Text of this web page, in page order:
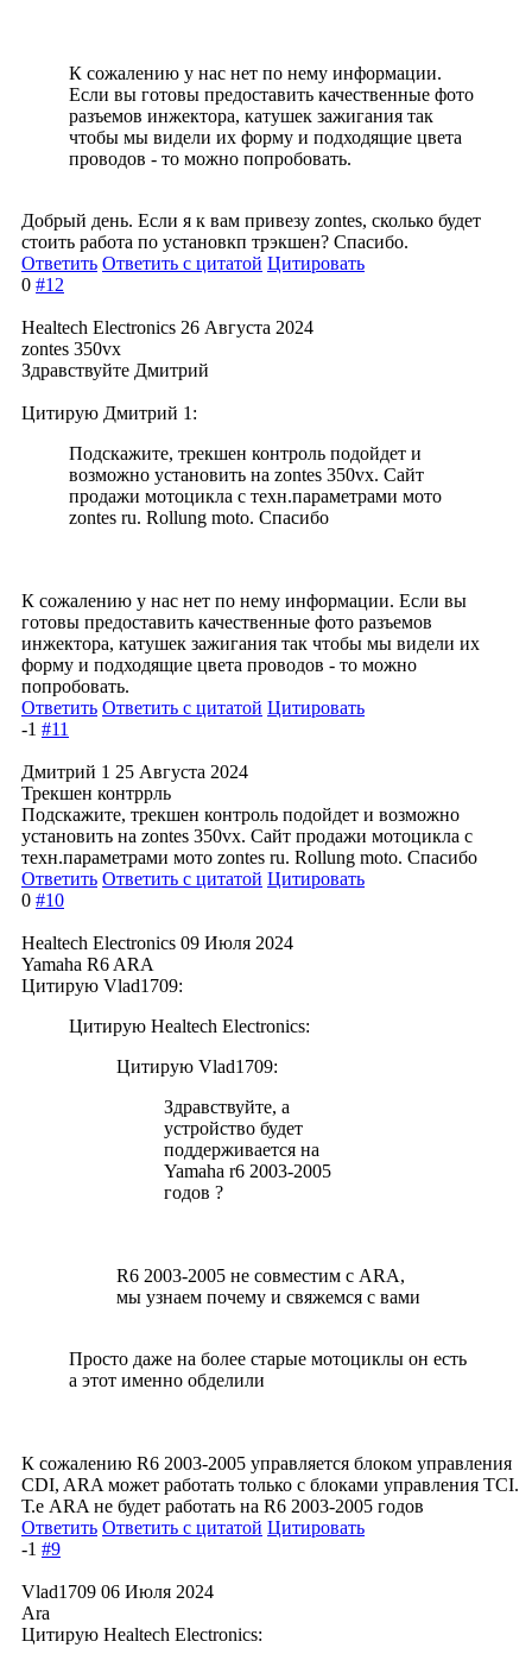
К сожалению у нас нет по нему информации.
Если вы готовы предоставить качественные фото
разъемов инжектора, катушек зажигания так
чтобы мы видели их форму и подходящие цвета
проводов - то можно попробовать.
Добрый день. Если я к вам привезу zontes, сколько будет
стоить работа по установкп трэкшен? Спасибо.
Ответить Ответить с цитатой Цитировать
0 #12
Healtech Electronics 26 Августа 2024
zontes 350vx
Здравствуйте Дмитрий
Цитирую Дмитрий 1:
Подскажите, трекшен контроль подойдет и
возможно установить на zontes 350vx. Сайт
продажи мотоцикла с техн.параметрами мото
zontes ru. Rollung moto. Спасибо
К сожалению у нас нет по нему информации. Если вы
готовы предоставить качественные фото разъемов
инжектора, катушек зажигания так чтобы мы видели их
форму и подходящие цвета проводов - то можно
попробовать.
Ответить Ответить с цитатой Цитировать
-1 #11
Дмитрий 1 25 Августа 2024
Трекшен контррль
Подскажите, трекшен контроль подойдет и возможно
установить на zontes 350vx. Сайт продажи мотоцикла с
техн.параметрами мото zontes ru. Rollung moto. Спасибо
Ответить Ответить с цитатой Цитировать
0 #10
Healtech Electronics 09 Июля 2024
Yamaha R6 ARA
Цитирую Vlad1709:
Цитирую Healtech Electronics:
Цитирую Vlad1709:
Здравствуйте, а
устройство будет
поддерживается на
Yamaha r6 2003-2005
годов ?
R6 2003-2005 не совместим с ARA,
мы узнаем почему и свяжемся с вами
Просто даже на более старые мотоциклы он есть
а этот именно обделили
К сожалению R6 2003-2005 управляется блоком управления
CDI, ARA может работать только с блоками управления TCI.
Т.е ARA не будет работать на R6 2003-2005 годов
Ответить Ответить с цитатой Цитировать
-1 #9
Vlad1709 06 Июля 2024
Ara
Цитирую Healtech Electronics: